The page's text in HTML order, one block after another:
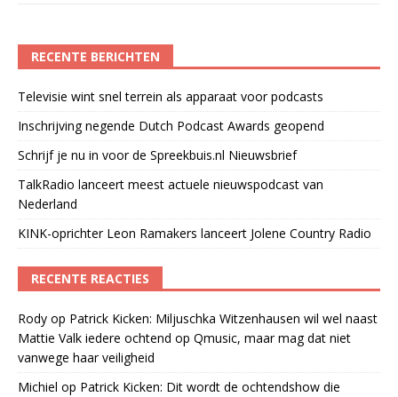
RECENTE BERICHTEN
Televisie wint snel terrein als apparaat voor podcasts
Inschrijving negende Dutch Podcast Awards geopend
Schrijf je nu in voor de Spreekbuis.nl Nieuwsbrief
TalkRadio lanceert meest actuele nieuwspodcast van
Nederland
KINK-oprichter Leon Ramakers lanceert Jolene Country Radio
RECENTE REACTIES
Rody op Patrick Kicken: Miljuschka Witzenhausen wil wel naast
Mattie Valk iedere ochtend op Qmusic, maar mag dat niet
vanwege haar veiligheid
Michiel op Patrick Kicken: Dit wordt de ochtendshow die